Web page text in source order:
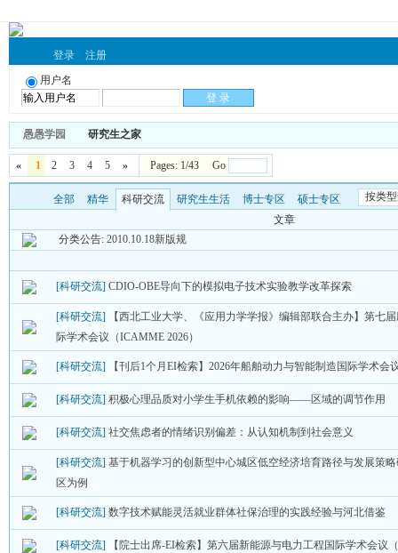
登录 注册
用户名
愚愚学园 研究生之家
« 1 2 3 4 5 » Pages: 1/43 Go
全部 精华 科研交流 研究生生活 博士专区 硕士专区
按类
文章
分类公告: 2010.10.18新版规
[科研交流] CDIO-OBE导向下的模拟电子技术实验教学改革探索
[科研交流]
【西北工业大学、《应用力学学报》编辑部联合主办】第七
际学术会议（ICAMME 2026）
[科研交流] 【刊后1个月EI检索】2026年船舶动力与智能制造国际学术会
[科研交流] 积极心理品质对小学生手机依赖的影响——区域的调节作用
[科研交流] 社交焦虑者的情绪识别偏差：从认知机制到社会意义
[科研交流] 基于机器学习的创新型中心城区低空经济培育路径与发展策
区为例
[科研交流] 数字技术赋能灵活就业群体社保治理的实践经验与河北借鉴
[科研交流] 【院士出席-EI检索】第六届新能源与电力工程国际学术会议